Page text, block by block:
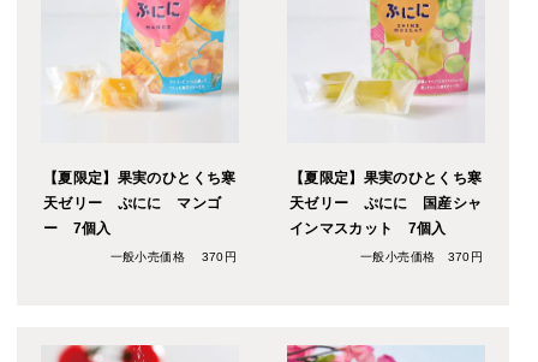
【夏限定】果実のひとくち寒
天ゼリー ぷにに マンゴ
ー 7個入
一般小売価格 370円
【夏限定】果実のひとくち寒
天ゼリー ぷにに 国産シャ
インマスカット 7個入
一般小売価格 370円